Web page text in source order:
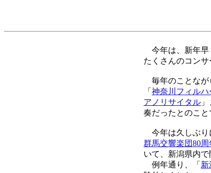
今年は、新年早
たくさんのコンサ
毎年のことなが
「 神奈川フィル
アノリサイタル
奏だったとのこと
今年は久しぶり
群馬交響楽団80
いて、新潟県内
例年通り、「 新